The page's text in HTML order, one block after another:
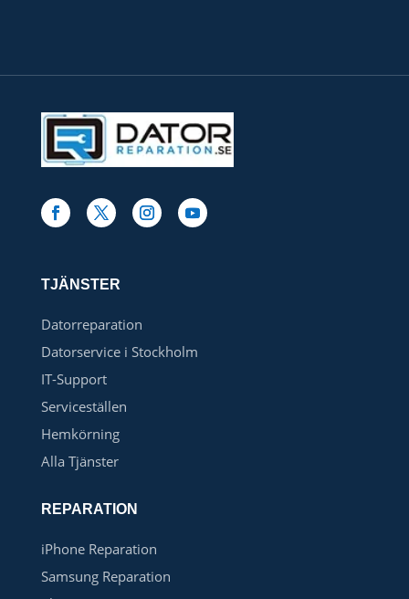
TJÄNSTER
Datorreparation
Datorservice i Stockholm
IT-Support
Serviceställen
Hemkörning
Alla Tjänster
REPARATION
iPhone Reparation
Samsung Reparation